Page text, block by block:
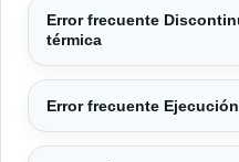
Error frecuente
térmica
Error frecuente